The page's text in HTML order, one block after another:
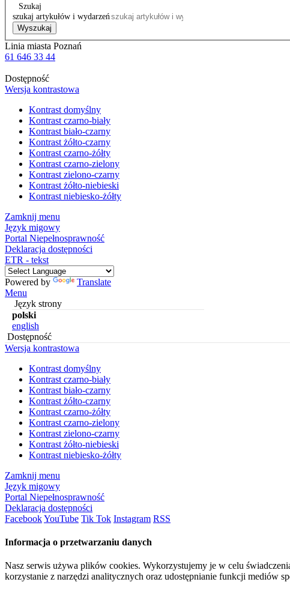
Szukaj
szukaj artykułów i wydarzeń
Wyszukaj
Linia miasta Poznań
61 646 33 44
Dostępność
Wersja kontrastowa
Kontrast domyślny
Kontrast czarno-biały
Kontrast biało-czarny
Kontrast żółto-czarny
Kontrast czarno-żółty
Kontrast czarno-zielony
Kontrast zielono-czarny
Kontrast żółto-niebieski
Kontrast niebiesko-żółty
Zamknij menu
Język migowy
Portal Niepełnosprawność
Deklaracja dostępności
ETR - tekst
Powered by
Translate
Menu
Język strony
polski
english
Dostępność
Wersja kontrastowa
Kontrast domyślny
Kontrast czarno-biały
Kontrast biało-czarny
Kontrast żółto-czarny
Kontrast czarno-żółty
Kontrast czarno-zielony
Kontrast zielono-czarny
Kontrast żółto-niebieski
Kontrast niebiesko-żółty
Zamknij menu
Język migowy
Portal Niepełnosprawność
Deklaracja dostępności
FacebookYouTube Tik Tok Instagram RSS
Informacja o przetwarzaniu danych
Nasz serwis używa plików cookies. Wykorzystujemy je w celu
korzystanie z narzędzi analitycznych oraz udostępnianie funkcji mediów